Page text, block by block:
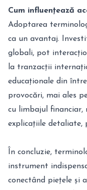
Cum influențează
Adoptarea
ca un avantaj.
globali, pot
la tranzacții
educaționale din
provocări, mai ales
cu limbajul financiar,
explicațiile detaliate,
În concluzie,
instrument
conectând piețele și